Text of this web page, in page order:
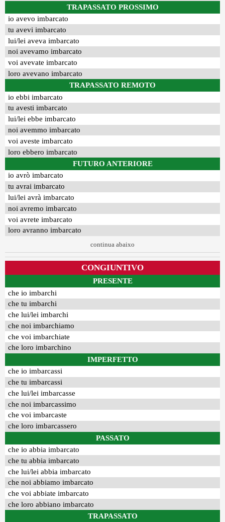
TRAPASSATO PROSSIMO
io avevo imbarcato
tu avevi imbarcato
lui/lei aveva imbarcato
noi avevamo imbarcato
voi avevate imbarcato
loro avevano imbarcato
TRAPASSATO REMOTO
io ebbi imbarcato
tu avesti imbarcato
lui/lei ebbe imbarcato
noi avemmo imbarcato
voi aveste imbarcato
loro ebbero imbarcato
FUTURO ANTERIORE
io avrò imbarcato
tu avrai imbarcato
lui/lei avrà imbarcato
noi avremo imbarcato
voi avrete imbarcato
loro avranno imbarcato
continua abaixo
CONGIUNTIVO
PRESENTE
che io imbarchi
che tu imbarchi
che lui/lei imbarchi
che noi imbarchiamo
che voi imbarchiate
che loro imbarchino
IMPERFETTO
che io imbarcassi
che tu imbarcassi
che lui/lei imbarcasse
che noi imbarcassimo
che voi imbarcaste
che loro imbarcassero
PASSATO
che io abbia imbarcato
che tu abbia imbarcato
che lui/lei abbia imbarcato
che noi abbiamo imbarcato
che voi abbiate imbarcato
che loro abbiano imbarcato
TRAPASSATO